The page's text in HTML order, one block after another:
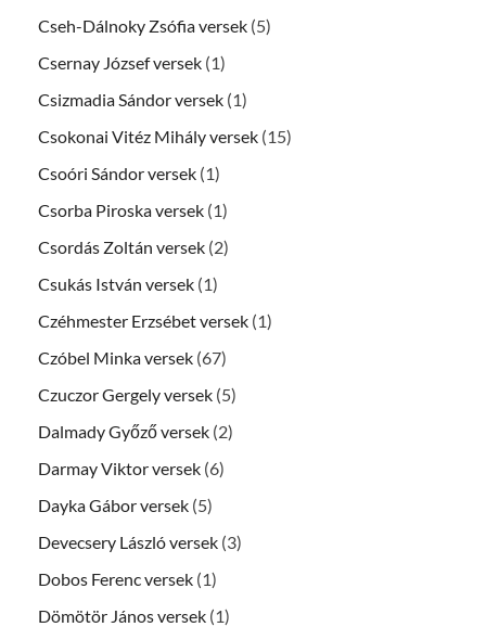
Cseh-Dálnoky Zsófia versek (5)
Csernay József versek (1)
Csizmadia Sándor versek (1)
Csokonai Vitéz Mihály versek (15)
Csoóri Sándor versek (1)
Csorba Piroska versek (1)
Csordás Zoltán versek (2)
Csukás István versek (1)
Czéhmester Erzsébet versek (1)
Czóbel Minka versek (67)
Czuczor Gergely versek (5)
Dalmady Győző versek (2)
Darmay Viktor versek (6)
Dayka Gábor versek (5)
Devecsery László versek (3)
Dobos Ferenc versek (1)
Dömötör János versek (1)